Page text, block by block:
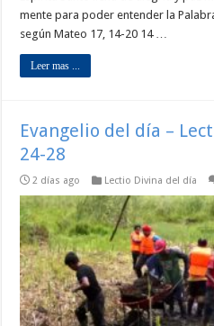
mente para poder entender la
según Mateo 17, 14-20 14 …
Leer mas ...
Evangelio del día –
24-28
2 días ago Lectio Divina del día